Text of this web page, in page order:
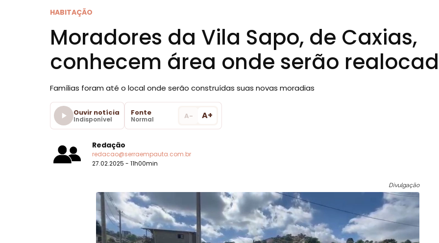
HABITAÇÃO
Moradores da Vila Sapo, de Caxias,
conhecem área onde serão
Famílias foram até o local onde serão construídas suas novas moradias
Ouvir notícia
Indisponível
Fonte
Normal A- A+
Redação
redacao@serraempauta.com.br
27.02.2025 - 11h00min
Divulgação